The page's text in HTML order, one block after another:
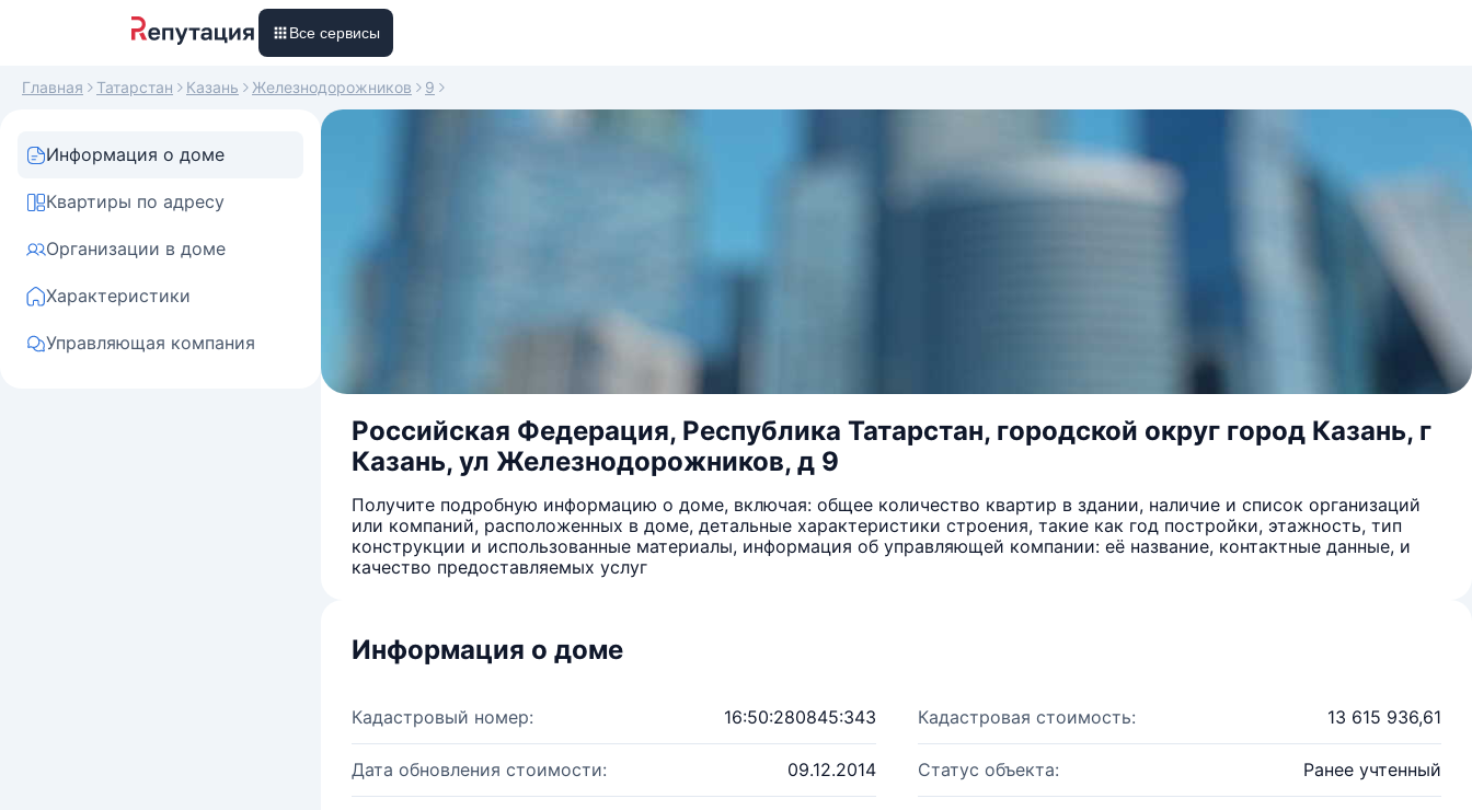
Все сервисы
Главная Татарстан Казань Железнодорожников 9
Информация о доме
Квартиры по адресу
Организации в доме
Характеристики
Управляющая компания
Российская Федерация, Республика Татарстан, городской округ город Казань, г
Казань, ул Железнодорожников, д 9
Получите подробную информацию о доме, включая: общее количество квартир в здании, наличие и список организаций
или компаний, расположенных в доме, детальные характеристики строения, такие как год постройки, этажность, тип
конструкции и использованные материалы, информация об управляющей компании: её название, контактные данные, и
качество предоставляемых услуг
Информация о доме
Кадастровый номер: 16:50:280845:343 Кадастровая стоимость: 13 615 936,61
Дата обновления стоимости: 09.12.2014 Статус объекта: Ранее учтенный